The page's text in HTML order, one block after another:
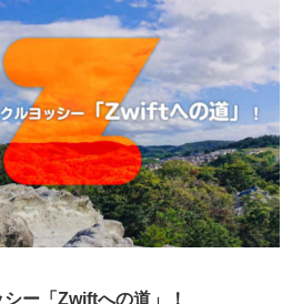
ー「Zwiftへの道」！